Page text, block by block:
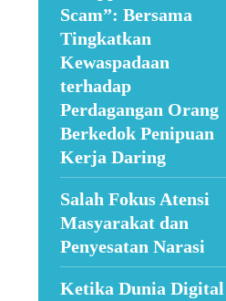
Scam”: Bersama
Tingkatkan
Kewaspadaan
terhadap
Perdagangan Orang
Berkedok Penipuan
Kerja Daring
Salah Fokus Atensi
Masyarakat dan
Penyesatan Narasi
Ketika Dunia Digital